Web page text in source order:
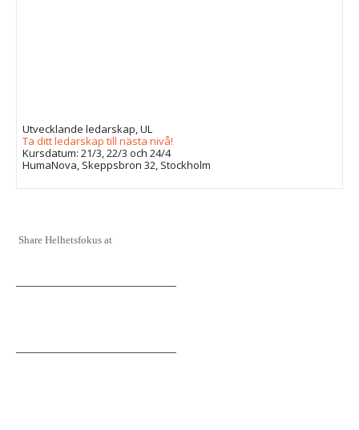
Utvecklande ledarskap, UL
Ta ditt ledarskap till nästa nivå!
Kursdatum: 21/3, 22/3 och 24/4
HumaNova, Skeppsbron 32, Stockholm
Share Helhetsfokus at